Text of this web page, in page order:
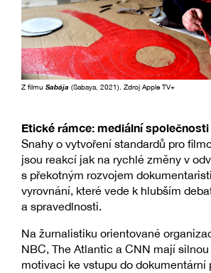
Z filmu Sabája (Sabaya, 2021). Zdroj Apple TV+
Etické rámce: mediální společnosti
Snahy o vytvoření standardů pro
jsou reakcí jak na rychlé změny v
s překotným rozvojem
vyrovnání, které vede k hlubším
a spravedlnosti.
Na žurnalistiku orientované
NBC, The Atlantic a CNN mají
motivaci ke vstupu do dokumentární